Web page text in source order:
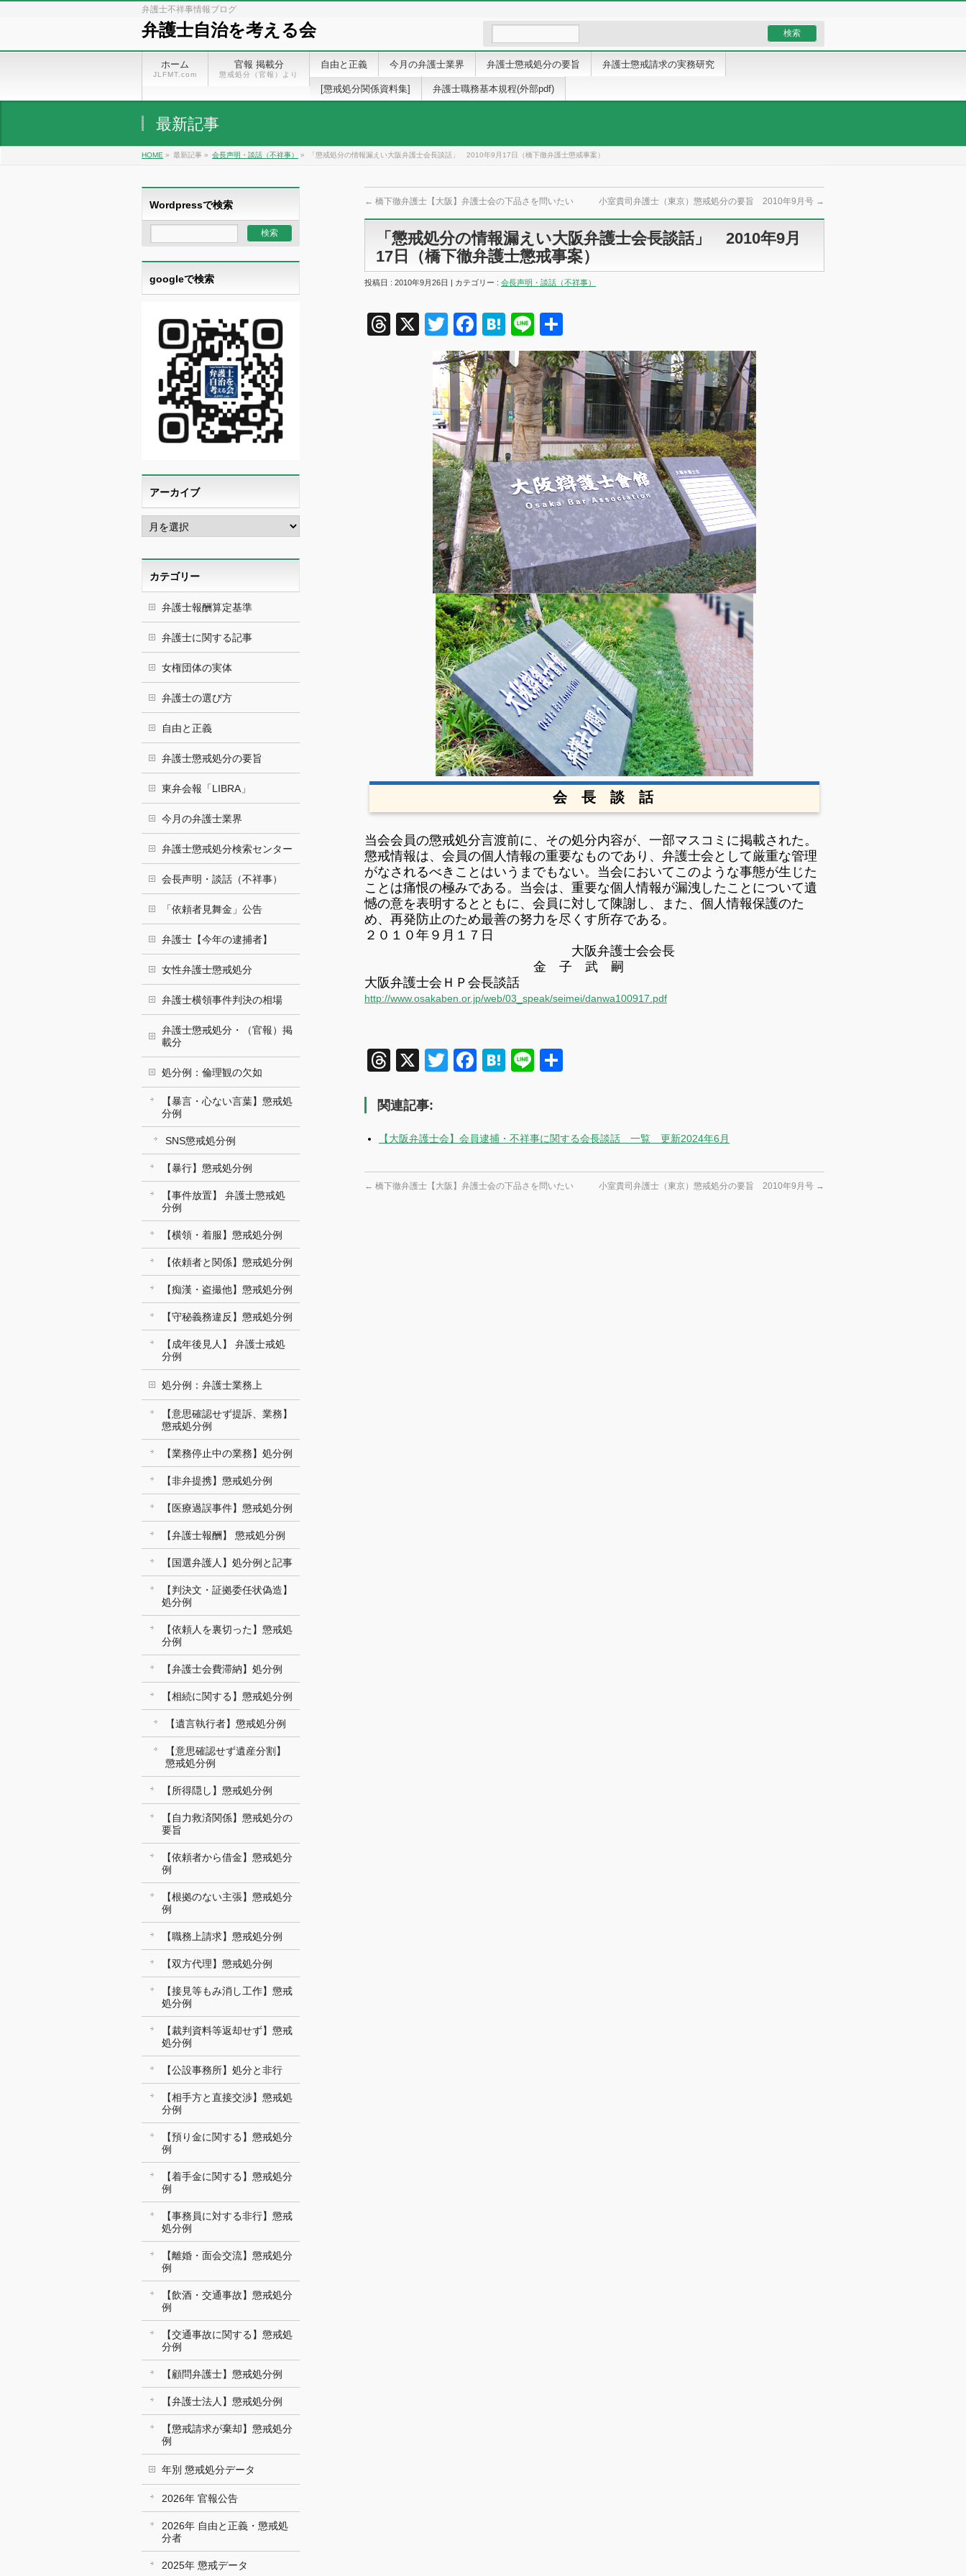
弁護士不祥事情報ブログ
弁護士自治を考える会
ホーム
JLFMT.com
官報 掲載分
懲戒処分（官報）より
自由と正義 今月の弁護士業界 弁護士懲戒処分の要旨 弁護士懲戒請求の実務研究
[懲戒処分関係資料集] 弁護士職務基本規程(外部pdf)
最新記事
HOME » 最新記事 » 会長声明・談話（不祥事） » 「懲戒処分の情報漏えい大阪弁護士会長談話」 2010年9月17日（橋下徹弁護士懲戒事案）
← 橋下徹弁護士【大阪】弁護士会の下品さを問いたい 小室貴司弁護士（東京）懲戒処分の要旨 2010年9月号 →
「懲戒処分の情報漏えい大阪弁護士会長談話」 2010年9月
17日（橋下徹弁護士懲戒事案）
投稿日 : 2010年9月26日 | カテゴリー : 会長声明・談話（不祥事）
Threads
X TwitterFacebook
Hatena
Line
有
会 長 談 話
当会会員の懲戒処分言渡前に、その処分内容が、一部マスコミに掲載された。
懲戒情報は、会員の個人情報の重要なものであり、弁護士会として厳重な管理
がなされるべきことはいうまでもない。当会においてこのような事態が生じた
ことは痛恨の極みである。当会は、重要な個人情報が漏洩したことについて遺
憾の意を表明する とともに、会員に対して陳謝し、また、個人情報保護のた
め、再発防止のため最善の努力を尽くす所存である。
２０１０年９月１７日
大阪弁護士会会長
金 子 武 嗣
大阪弁護士会ＨＰ会長談話
http://www.osakaben.or.jp/web/03_speak/seimei/danwa100917.pdf
Threads
X TwitterFacebook
Hatena
Line
関連記事:
【大阪弁護士会】会員逮捕・不祥事に関する会長談話 一覧 更新2024年6月
← 橋下徹弁護士【大阪】弁護士会の下品さを問いたい 小室貴司弁護士（東京）懲戒処分の要旨 2010年9月号 →
Wordpressで検索
googleで検索
アーカイブ
ア
ー
イ
ブカテゴリー
弁護士報酬算定基準
弁護士に関する記事
女権団体の実体
弁護士の選び方
自由と正義
弁護士懲戒処分の要旨
東弁会報「LIBRA」
今月の弁護士業界
弁護士懲戒処分検索センター
会長声明・談話（不祥事）
「依頼者見舞金」公告
弁護士【今年の逮捕者】
女性弁護士懲戒処分
弁護士横領事件判決の相場
弁護士懲戒処分・（官報）掲
載分
処分例：倫理観の欠如
【暴言・心ない言葉】懲戒処
分例
SNS懲戒処分例
【暴行】懲戒処分例
【事件放置】 弁護士懲戒処
分例
【横領・着服】懲戒処分例
【依頼者と関係】懲戒処分例
【痴漢・盗撮他】懲戒処分例
【守秘義務違反】懲戒処分例
【成年後見人】 弁護士戒処
分例
処分例：弁護士業務上
【意思確認せず提訴、業務】
懲戒処分例
【業務停止中の業務】処分例
【非弁提携】懲戒処分例
【医療過誤事件】懲戒処分例
【弁護士報酬】 懲戒処分例
【国選弁護人】処分例と記事
【判決文・証拠委任状偽造】
処分例
【依頼人を裏切った】懲戒処
分例
【弁護士会費滞納】処分例
【相続に関する】懲戒処分例
【遺言執行者】懲戒処分例
【意思確認せず遺産分割】
懲戒処分例
【所得隠し】懲戒処分例
【自力救済関係】懲戒処分の
要旨
【依頼者から借金】懲戒処分
例
【根拠のない主張】懲戒処分
例
【職務上請求】懲戒処分例
【双方代理】懲戒処分例
【接見等もみ消し工作】懲戒
処分例
【裁判資料等返却せず】懲戒
処分例
【公設事務所】処分と非行
【相手方と直接交渉】懲戒処
分例
【預り金に関する】懲戒処分
例
【着手金に関する】懲戒処分
例
【事務員に対する非行】懲戒
処分例
【離婚・面会交流】懲戒処分
例
【飲酒・交通事故】懲戒処分
例
【交通事故に関する】懲戒処
分例
【顧問弁護士】懲戒処分例
【弁護士法人】懲戒処分例
【懲戒請求が棄却】懲戒処分
例
年別 懲戒処分データ
2026年 官報公告
2026年 自由と正義・懲戒処
分者
2025年 懲戒データ